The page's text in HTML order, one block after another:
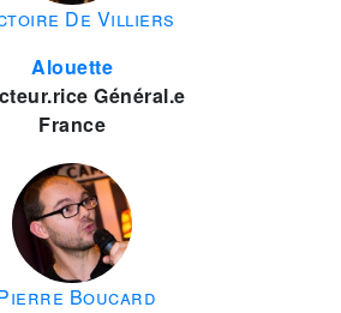
De Villiers
Alouette
Général.e
France
Boucard